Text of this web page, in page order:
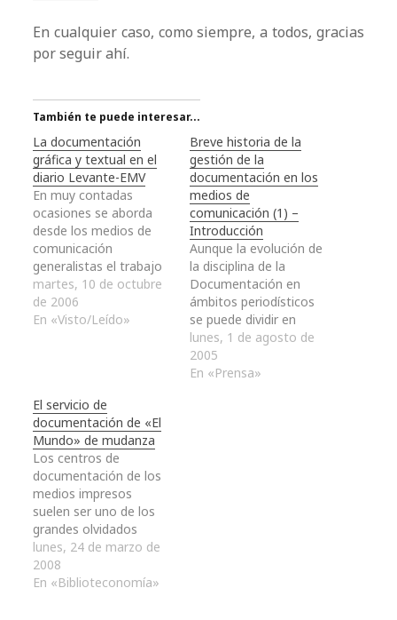
En cualquier caso, como siempre, a todos, gracias
por seguir ahí.
También te puede interesar...
La documentación
gráfica y textual en el
diario Levante-EMV
En muy contadas
ocasiones se aborda
desde los medios de
comunicación
generalistas el trabajo
que los profesionales
de la información
realizan a diario.
frecuentes de
publicación de textos
relacionados con esta
temática, suelen
referirse a
bibliotecarios y/o
archiveros que
describen…
martes, 10 de octubre
de 2006
En «Visto/Leído»
Breve historia de la
gestión de la
documentación en los
medios de
comunicación (1) –
Introducción
Aunque la evolución de
la disciplina de la
Documentación en
ámbitos periodísticos
se puede dividir en
diversas etapas o
épocas dependiendo
del método de
lunes, 1 de agosto de
2005
En «Prensa»
El servicio de
documentación de «El
Mundo» de mudanza
Los centros de
documentación de los
medios impresos
suelen ser uno de los
grandes olvidados
dentro de la gestión de
un periódico (mucho
más si se trata de
lunes, 24 de marzo de
2008
En «Biblioteconomía»